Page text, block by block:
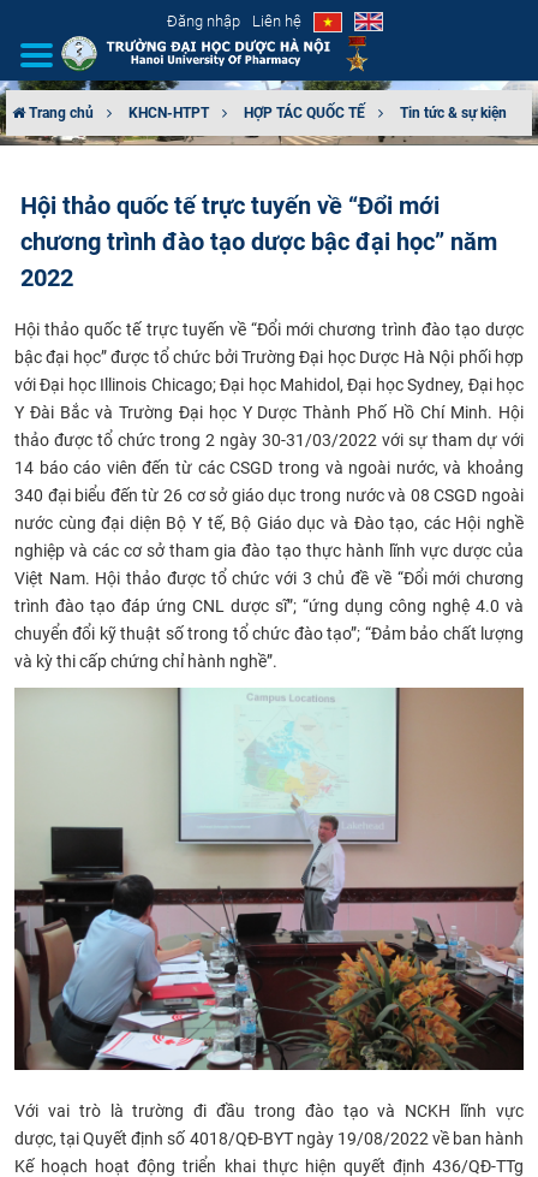
Đăng nhập Liên hệ
CƠ CẤU TỔ CHỨC
TUYỂN SINH
ĐÀO TẠO
ĐẢM BẢO CHẤT LƯỢNG
KHOA HỌC CÔNG NGHỆ
HTQT
CỰU NGƯỜI HỌC
Trang chủ KHCN-HTPT HỢP TÁC QUỐC TẾ Tin tức & sự kiện
Hội thảo quốc tế trực tuyến về “Đổi mới
chương trình đào tạo dược bậc đại học” năm
2022
Hội thảo quốc tế trực tuyến về “Đổi mới chương trình đào tạo dược
bậc đại học” được tổ chức bởi Trường Đại học Dược Hà Nội phối hợp
với Đại học Illinois Chicago; Đại học Mahidol, Đại học Sydney, Đại học
Y Đài Bắcvà Trường Đại học Y Dược Thành Phố Hồ Chí Minh. Hội
thảo được tổ chức trong 2 ngày 30-31/03/2022 với sự tham dự với
14 báo cáo viên đến từ các CSGD trong và ngoài nước, và khoảng
340 đại biểu đến từ 26 cơ sở giáo dục trong nước và 08 CSGD ngoài
nước cùng đại diện Bộ Y tế, Bộ Giáo dục và Đào tạo, các Hội nghề
nghiệp và các cơ sở tham gia đào tạo thực hành lĩnh vực dược của
Việt Nam. Hội thảo được tổ chức với 3 chủ đề về “Đổi mới chương
trình đào tạo đáp ứng CNL dược sĩ”; “ứng dụng công nghệ 4.0 và
chuyển đổi kỹ thuật số trong tổ chức đào tạo”; “Đảm bảo chất lượng
và kỳ thi cấp chứng chỉ hành nghề”.
Với vai trò là trường đi đầu trong đào tạo và NCKH lĩnh vực
dược,tạiQuyết định số 4018/QĐ-BYT ngày 19/08/2022 về ban hành
Kế hoạch hoạt động triển khai thực hiện quyết định 436/QĐ-TTg